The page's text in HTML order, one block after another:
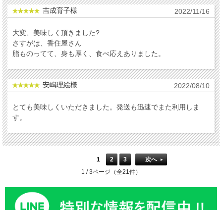
吉成育子様 2022/11/16
大変、美味しく頂きました?
さすがは、香住屋さん
脂ものってて、身も厚く、食べ応えありました。
安嶋理絵様 2022/08/10
とても美味しくいただきました。発送も迅速でまた利用しま
す。
1 2 3
次へ
1 / 3ページ（全21件）